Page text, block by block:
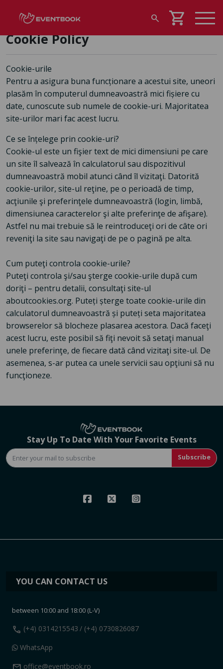
search shopping_cart
Cookie Policy
Cookie-urile
Pentru a asigura buna funcționare a acestui site, uneori
plasăm în computerul dumneavoastră mici fișiere cu
date, cunoscute sub numele de cookie-uri. Majoritatea
site-urilor mari fac acest lucru.
Ce se înțelege prin cookie-uri?
Cookie-ul este un fişier text de mici dimensiuni pe care
un site îl salvează în calculatorul sau dispozitivul
dumneavoastră mobil atunci când îl vizitaţi. Datorită
cookie-urilor, site-ul reţine, pe o perioadă de timp,
acţiunile şi preferinţele dumneavoastră (login, limbă,
dimensiunea caracterelor şi alte preferinţe de afişare).
Astfel nu mai trebuie să le reintroduceţi ori de câte ori
reveniţi la site sau navigaţi de pe o pagină pe alta.
Cum puteţi controla cookie-urile?
Puteţi controla şi/sau şterge cookie-urile după cum
doriţi – pentru detalii, consultaţi site-ul
aboutcookies.org. Puteți șterge toate cookie-urile din
calculatorul dumneavoastră și puteți seta majoritatea
browserelor să blocheze plasarea acestora. Dacă faceţi
acest lucru, este posibil să fiţi nevoit să setaţi manual
unele preferinţe, de fiecare dată când vizitaţi site-ul. De
asemenea, s-ar putea ca unele servicii sau opţiuni să nu
funcţioneze.
Stay Up To Date With Your Favorite Events
Subscribe
YOU CAN CONTACT US
between 10:00 and 18:00 (L-V)
call (+4) 0314215543 / (+4) 0730826087
WhatsApp
office@eventbook.ro